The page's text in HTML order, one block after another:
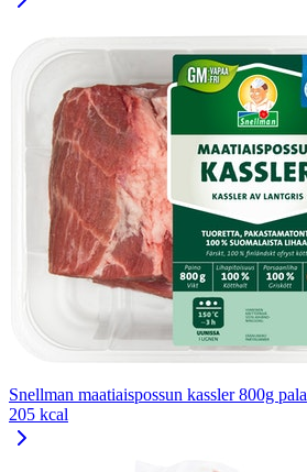
Snellman maatiaispossun kassler 800g pala
205 kcal